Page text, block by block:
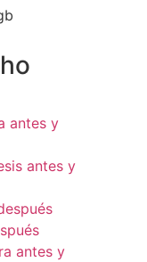
antes y
antes y
antes y